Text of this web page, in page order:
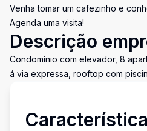
Venha tomar um cafezinho e
Agenda uma visita!
Descrição
Condomínio com elevador, 8
á via expressa, rooftop com